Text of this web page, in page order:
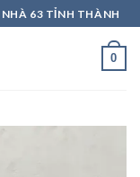
63 TỈNH THÀNH
0